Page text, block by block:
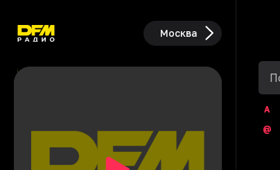
Москва
А
@